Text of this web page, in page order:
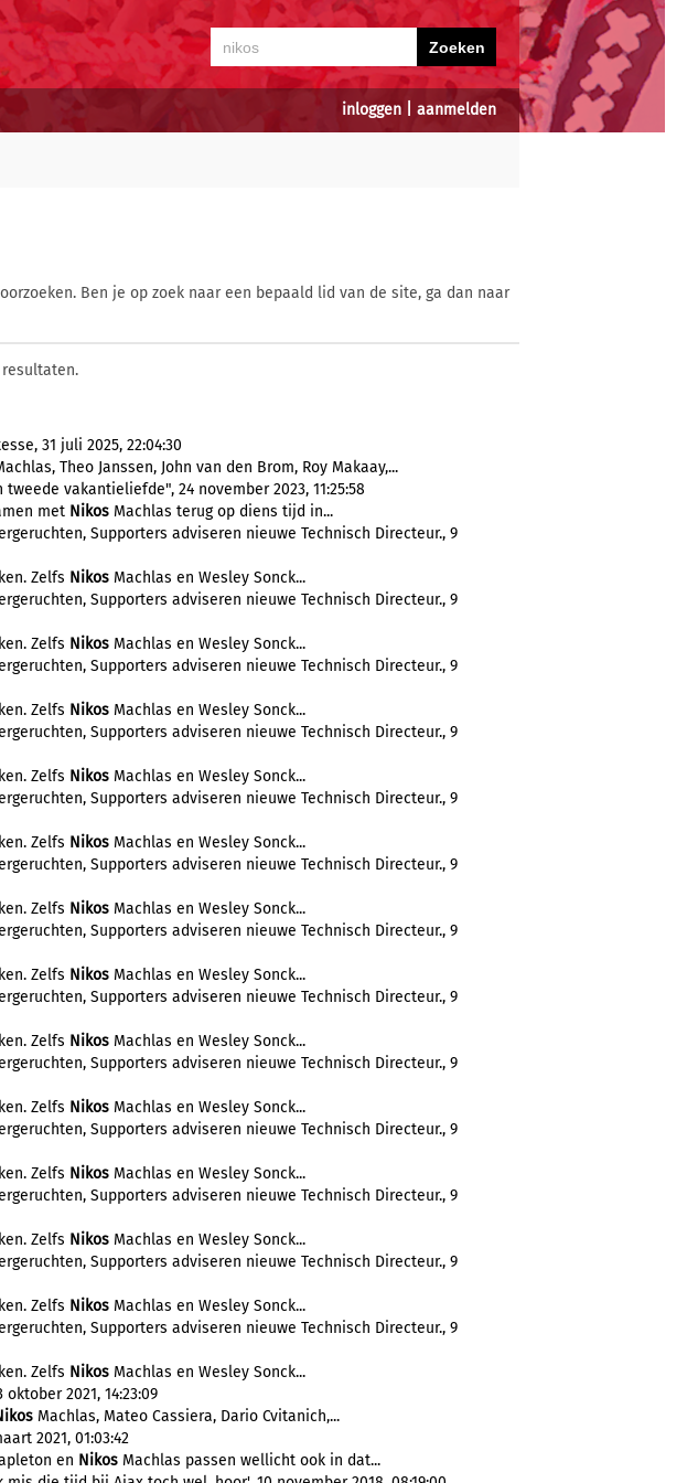
inloggen aanmelden
Ben je op zoek naar een bepaald lid van de site, ga dan naar
31 juli 2025, 22:04:30
Theo Janssen, John van den Brom, Roy Makaay,...
vakantieliefde", 24 november 2023, 11:25:58
met Nikos Machlas terug op diens tijd in...
Supporters adviseren nieuwe Technisch Directeur., 9
Zelfs Nikos Machlas en Wesley Sonck...
Supporters adviseren nieuwe Technisch Directeur., 9
Zelfs Nikos Machlas en Wesley Sonck...
Supporters adviseren nieuwe Technisch Directeur., 9
Zelfs Nikos Machlas en Wesley Sonck...
Supporters adviseren nieuwe Technisch Directeur., 9
Zelfs Nikos Machlas en Wesley Sonck...
Supporters adviseren nieuwe Technisch Directeur., 9
Zelfs Nikos Machlas en Wesley Sonck...
Supporters adviseren nieuwe Technisch Directeur., 9
Zelfs Nikos Machlas en Wesley Sonck...
Supporters adviseren nieuwe Technisch Directeur., 9
Zelfs Nikos Machlas en Wesley Sonck...
Supporters adviseren nieuwe Technisch Directeur., 9
Zelfs Nikos Machlas en Wesley Sonck...
Supporters adviseren nieuwe Technisch Directeur., 9
Zelfs Nikos Machlas en Wesley Sonck...
Supporters adviseren nieuwe Technisch Directeur., 9
Zelfs Nikos Machlas en Wesley Sonck...
Supporters adviseren nieuwe Technisch Directeur., 9
Zelfs Nikos Machlas en Wesley Sonck...
Supporters adviseren nieuwe Technisch Directeur., 9
Zelfs Nikos Machlas en Wesley Sonck...
Supporters adviseren nieuwe Technisch Directeur., 9
Zelfs Nikos Machlas en Wesley Sonck...
2021, 14:23:09
Machlas, Mateo Cassiera, Dario Cvitanich,...
2021, 01:03:42
en Nikos Machlas passen wellicht ook in dat...